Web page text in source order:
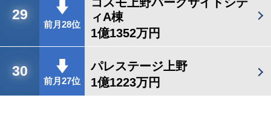
29
前月28位
ィA棟
1億1352万円
30
前月27位
パレステージ上野
1億1223万円